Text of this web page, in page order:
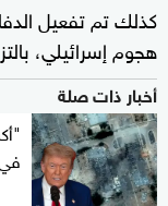
كذلك تم تفعيل
هجوم إسرائيلي،
أخبار ذات صلة